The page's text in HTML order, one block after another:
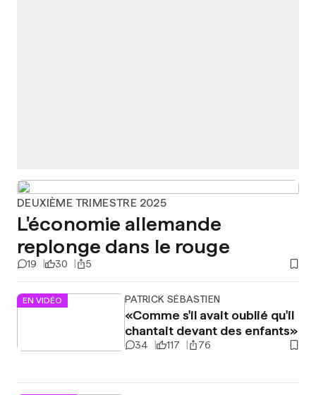
DEUXIÈME TRIMESTRE 2025
L'économie allemande
replonge dans le rouge
19 30 5
EN VIDÉO PATRICK SÉBASTIEN
«Comme s'il avait oublié qu'il
chantait devant des enfants»
34 117 76